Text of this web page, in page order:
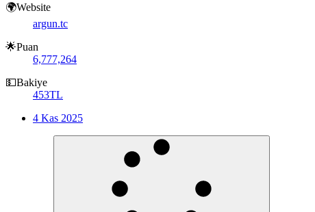
🌍Website
argun.tc
🌟Puan
6,777,264
💵Bakiye
453TL
4 Kas 2025